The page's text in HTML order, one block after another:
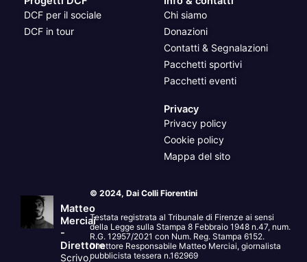
DCF per il sociale
DCF in tour
Chi siamo
Donazioni
Contatti & Segnalazioni
Pacchetti sportivi
Pacchetti eventi
Privacy
Privacy policy
Cookie policy
Mappa del sito
Matteo
Merciai
-
Direttore
Scrivo,
© 2024, Dai Colli Fiorentini
Testata registrata al Tribunale di Firenze ai sensi
della Legge sulla Stampa 8 Febbraio 1948 n.47, num.
R.G. 12957/2021 con Num. Reg. Stampa 6152.
Direttore Responsabile Matteo Merciai, giornalista
pubblicista tessera n.162969